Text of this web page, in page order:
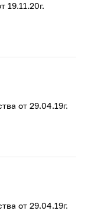
от 29.04.19г.
от 29.04.19г.